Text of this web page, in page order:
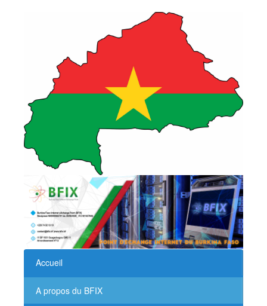
Accueil
A propos du BFIX